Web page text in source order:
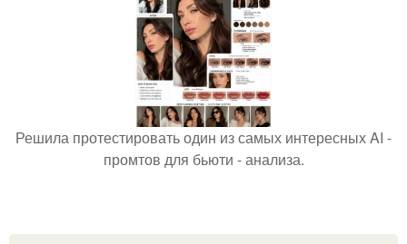
Решила протестировать один из самых интересных AI -
промтов для бьюти - анализа.